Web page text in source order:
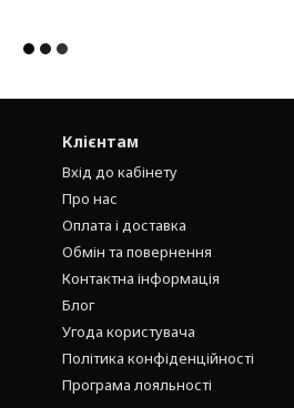
Клієнтам
Вхід до кабінету
Про нас
Оплата і доставка
Обмін та повернення
Контактна інформація
Блог
Угода користувача
Політика конфіденційності
Програма лояльності